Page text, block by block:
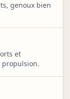
genoux bien
et